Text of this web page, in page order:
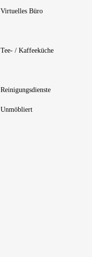
Virtuelles Büro
Tee- / Kaffeeküche
Reinigungsdienste
Unmöbliert